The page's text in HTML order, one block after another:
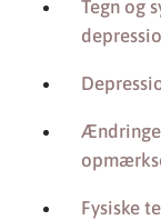
Tegn og
Fysiske